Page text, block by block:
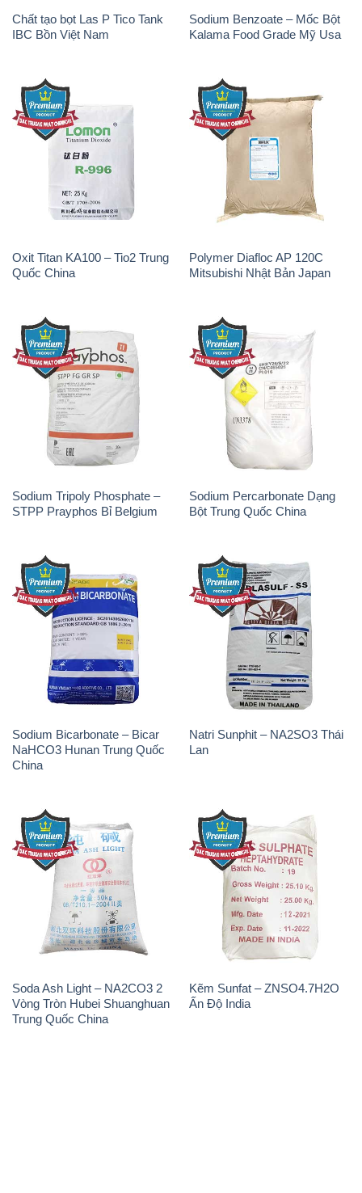
Chất tạo bọt Las P Tico Tank
IBC Bồn Việt Nam
Sodium Benzoate – Mốc Bột
Kalama Food Grade Mỹ Usa
Oxit Titan KA100 – Tio2 Trung
Quốc China
Polymer Diafloc AP 120C
Mitsubishi Nhật Bản Japan
Sodium Tripoly Phosphate –
STPP Prayphos Bỉ Belgium
Sodium Percarbonate Dạng
Bột Trung Quốc China
Sodium Bicarbonate – Bicar
NaHCO3 Hunan Trung Quốc
China
Natri Sunphit – NA2SO3 Thái
Lan
Soda Ash Light – NA2CO3 2
Vòng Tròn Hubei Shuanghuan
Trung Quốc China
Kẽm Sunfat – ZNSO4.7H2O
Ấn Độ India